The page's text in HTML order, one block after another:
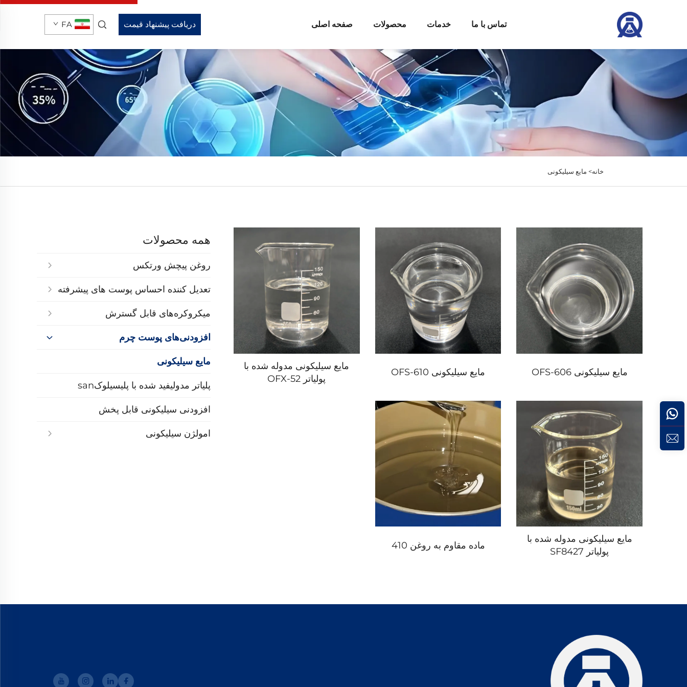
صفحه اصلی محصولات خدمات تماس با ما دریافت پیشنهاد قیمت FA
خانه> مایع سیلیکونی
همه محصولات
روغن پیچش ورتکس
تعدیل کننده احساس پوست های پیشرفته
میکروکره‌های قابل گسترش
افزودنی‌های پوست چرم
مایع سیلیکونی
پلیاتر مدولیفید شده با پلیسیلوکsan
افزودنی سیلیکونی قابل پخش
امولژن سیلیکونی
مایع سیلیکونی OFS-606 مایع سیلیکونی OFS-610
مایع سیلیکونی مدوله شده با
پولیاتر OFX-52
مایع سیلیکونی مدوله شده با
پولیاتر SF8427
ماده مقاوم به روغن 410